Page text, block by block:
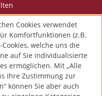
Cookies verwendet
Komfortfunktionen (z.B.
welche uns die
auf Sie individualisierte
ermöglichen. Mit „Alle
Ihre Zustimmung zur
können Sie aber auch